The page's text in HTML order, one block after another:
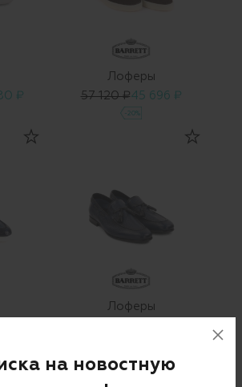
₽
Лоферы
57 120 ₽45 696 ₽
-20%
Лоферы
на новостную